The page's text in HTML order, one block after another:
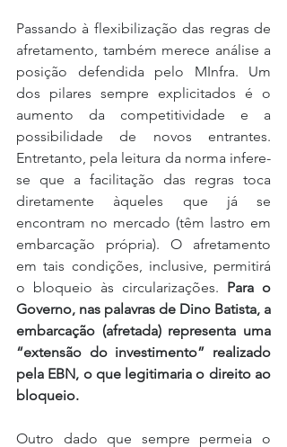
Passando à flexibilização das regras de
afretamento, também merece análise a
posição defendida pelo MInfra. Um
dos pilares sempre explicitados é o
aumento da competitividade e a
possibilidade de novos entrantes.
Entretanto, pela leitura da norma infere-
se que a facilitação das regras toca
diretamente àqueles que já se
encontram no mercado (têm lastro em
embarcação própria). O afretamento
em tais condições, inclusive, permitirá
o bloqueio às circularizações. Para o
Governo, nas palavras de Dino Batista, a
embarcação (afretada) representa uma
“extensão do investimento” realizado
pela EBN, o que legitimaria o direito ao
bloqueio.
Outro dado que sempre permeia o